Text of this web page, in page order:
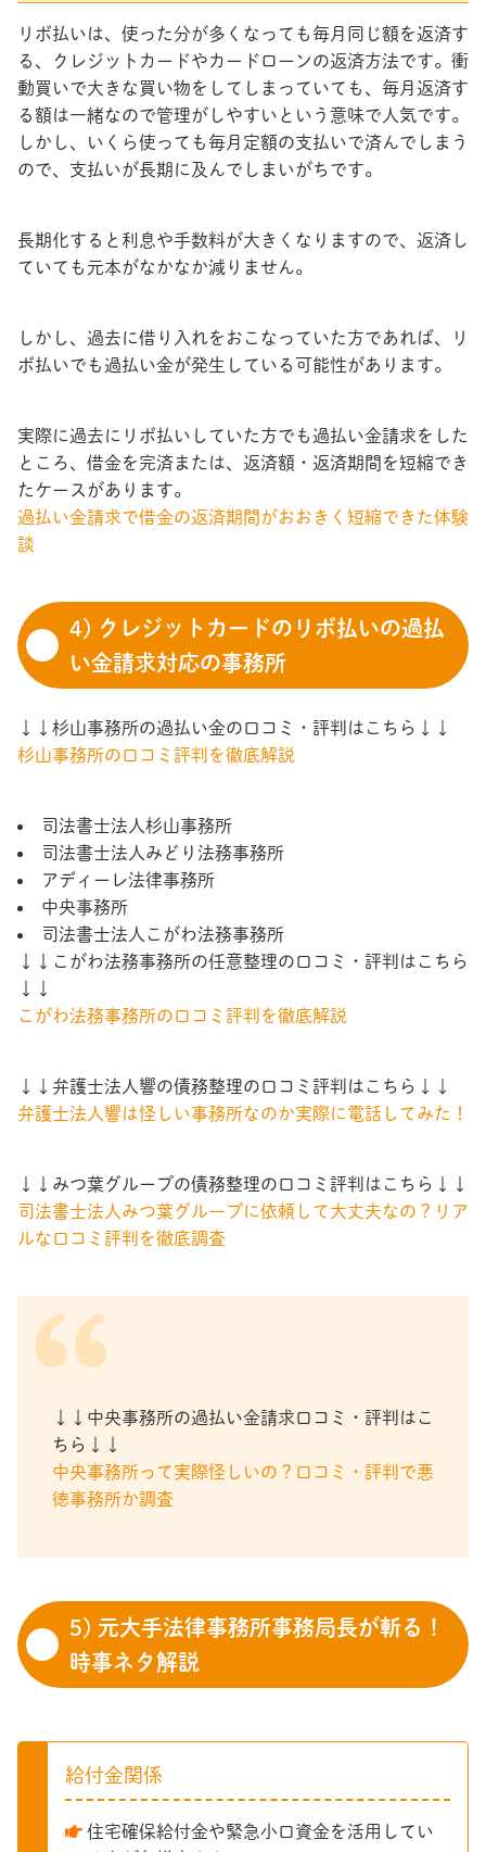
リボ払いは、使った分が多くなっても毎月同じ額を返済す
る、クレジットカードやカードローンの返済方法です。衝
動買いで大きな買い物をしてしまっていても、毎月返済す
る額は一緒なので管理がしやすいという意味で人気です。
しかし、いくら使っても毎月定額の支払いで済んでしまう
ので、支払いが長期に及んでしまいがちです。
長期化すると利息や手数料が大きくなりますので、返済し
ていても元本がなかなか減りません。
しかし、過去に借り入れをおこなっていた方であれば、リ
ボ払いでも過払い金が発生している可能性があります。
実際に過去にリボ払いしていた方でも過払い金請求をした
ところ、借金を完済または、返済額・返済期間を短縮でき
たケースがあります。
過払い金請求で借金の返済期間がおおきく短縮できた体験
談
4) クレジットカードのリボ払いの過払
い金請求対応の事務所
↓↓杉山事務所の過払い金の口コミ・評判はこちら↓↓
杉山事務所の口コミ評判を徹底解説
司法書士法人杉山事務所
司法書士法人みどり法務事務所
アディーレ法律事務所
中央事務所
司法書士法人こがわ法務事務所
↓↓こがわ法務事務所の任意整理の口コミ・評判はこちら
↓↓
こがわ法務事務所の口コミ評判を徹底解説
↓↓弁護士法人響の債務整理の口コミ評判はこちら↓↓
弁護士法人響は怪しい事務所なのか実際に電話してみた！
↓↓みつ葉グループの債務整理の口コミ評判はこちら↓↓
司法書士法人みつ葉グループに依頼して大丈夫なの？リア
ルな口コミ評判を徹底調査
↓↓中央事務所の過払い金請求口コミ・評判はこ
ちら↓↓
中央事務所って実際怪しいの？口コミ・評判で悪
徳事務所か調査
5) 元大手法律事務所事務局長が斬る！
時事ネタ解説
給付金関係
住宅確保給付金や緊急小口資金を活用してい